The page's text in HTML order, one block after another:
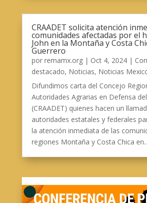
CRAADET solicita atención
comunidades afectadas por el
John en la Montaña y Costa
Guerrero
por remamx.org| Oct 4, 2024|
destacado, Noticias, Noticias
Difundimos carta del Concejo
Autoridades Agrarias en Defensa
(CRAADET) quienes hacen un
autoridades estatales y federales
la atención inmediata de las
regiones Montaña y Costa Chica